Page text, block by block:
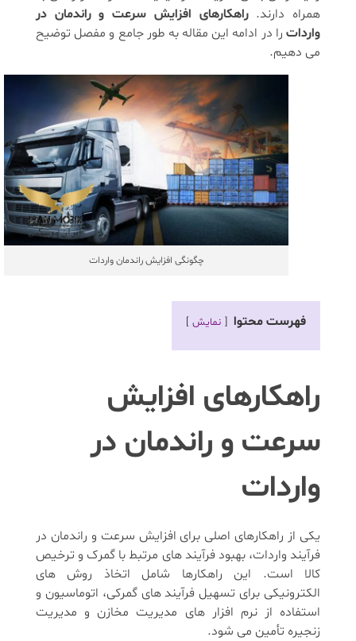
همراه دارند.راهکارهای افزایش سرعت و راندمان در
واردات را در ادامه این مقاله به طور جامع و مفصل توضیح
می دهیم.
چگونگی افزایش راندمان واردات
فهرست محتوا نمایش
راهکارهای افزایش
سرعت و راندمان در
واردات
یکی از راهکارهای اصلی برای افزایش سرعت و راندمان در
فرآیند واردات، بهبود فرآیند های مرتبط با گمرک و ترخیص
کالا است. این راهکارها شامل اتخاذ روش ‌های
الکترونیکی برای تسهیل فرآیند های گمرکی، اتوماسیون و
استفاده از نرم ‌افزار های مدیریت مخازن و مدیریت
زنجیره تأمین می ‌شود.